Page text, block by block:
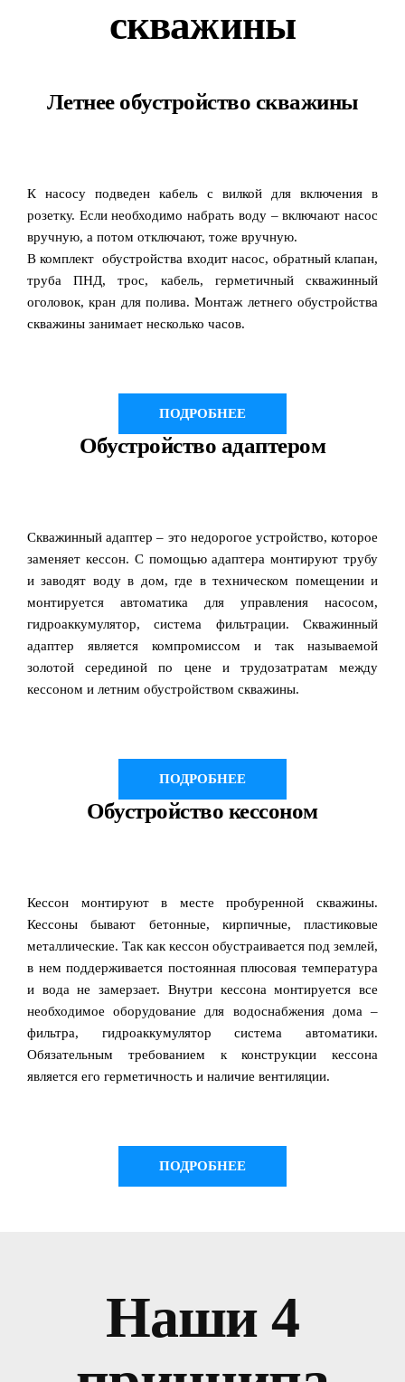
скважины
Летнее обустройство скважины
К насосу подведен кабель с вилкой для включения в
розетку. Если необходимо набрать воду – включают насос
вручную, а потом отключают, тоже вручную.
В комплект обустройства входит насос, обратный клапан,
труба ПНД, трос, кабель, герметичный скважинный
оголовок, кран для полива. Монтаж летнего обустройства
скважины занимает несколько часов.
ПОДРОБНЕЕ
Обустройство адаптером
Скважинный адаптер – это недорогое устройство, которое
заменяет кессон. С помощью адаптера монтируют трубу
и заводят воду в дом, где в техническом помещении и
монтируется автоматика для управления насосом,
гидроаккумулятор, система фильтрации. Скважинный
адаптер является компромиссом и так называемой
золотой серединой по цене и трудозатратам между
кессоном и летним обустройством скважины.
ПОДРОБНЕЕ
Обустройство кессоном
Кессон монтируют в месте пробуренной скважины.
Кессоны бывают бетонные, кирпичные, пластиковые
металлические. Так как кессон обустраивается под землей,
в нем поддерживается постоянная плюсовая температура
и вода не замерзает. Внутри кессона монтируется все
необходимое оборудование для водоснабжения дома –
фильтра, гидроаккумулятор система автоматики.
Обязательным требованием к конструкции кессона
является его герметичность и наличие вентиляции.
ПОДРОБНЕЕ
Наши 4